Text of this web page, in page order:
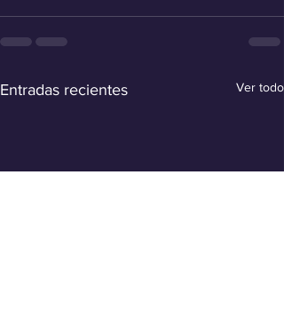
Entradas recientes Ver todo